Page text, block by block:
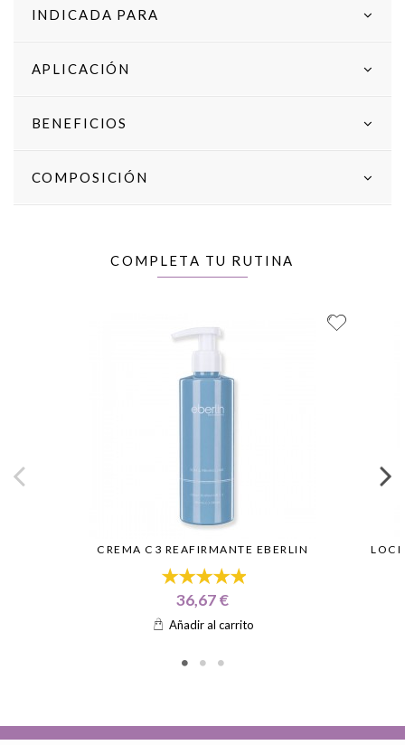
INDICADA PARA
APLICACIÓN
BENEFICIOS
COMPOSICIÓN
COMPLETA TU RUTINA
CREMA C3 REAFIRMANTE EBERLIN
36,67 €
Añadir al carrito